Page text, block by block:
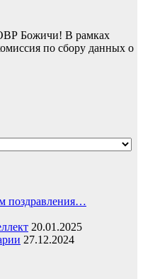
Божичи! В рамках
по сбору данных о
поздравления…
20.01.2025
27.12.2024